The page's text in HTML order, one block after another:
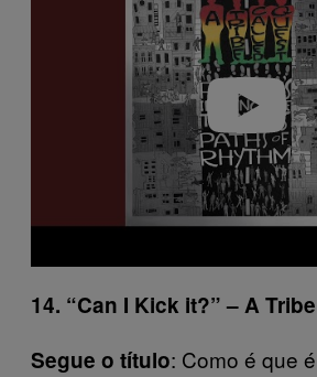
14. “Can I Kick it?” – A
Segue o título: Como é que